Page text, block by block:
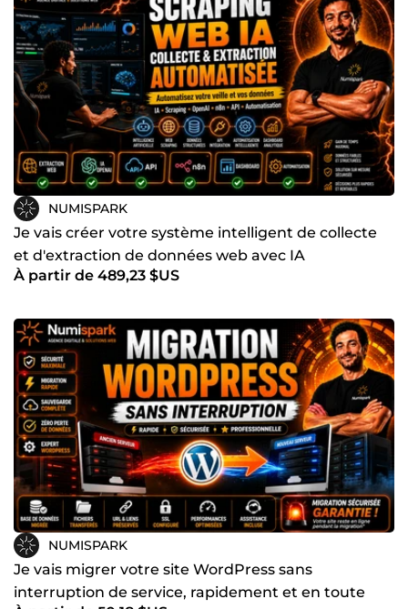
NUMISPARK
Je vais créer votre système intelligent de collecte
et d'extraction de données web avec IA
À partir de 489,23 $US
NUMISPARK
Je vais migrer votre site WordPress sans
interruption de service, rapidement et en toute